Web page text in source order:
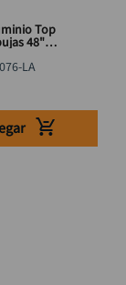
Top
48"
LA